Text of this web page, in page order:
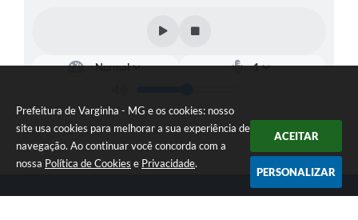
Prefeitura de Varginha - MG e os cookies: nosso
site usa cookies para melhorar a sua experiência de
navegação. Ao continuar você concorda com a
nossa Política de Cookies e Privacidade.
ACEITAR
PERSONALIZAR